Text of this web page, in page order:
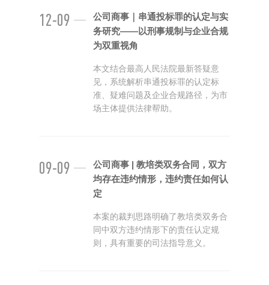
12-09
公司商事｜串通投标罪的认定与实
务研究——以刑事规制与企业合规
为双重视角
本文结合最高人民法院最新答疑意
见，系统解析串通投标罪的认定标
准、疑难问题及企业合规路径，为市
场主体提供法律帮助。
09-09
公司商事 | 教培类双务合同，双方
均存在违约情形，违约责任如何认
定
本案的裁判思路明确了教培类双务合
同中双方违约情形下的责任认定规
则，具有重要的司法指导意义。